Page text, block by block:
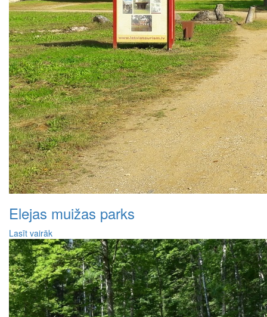
Elejas muižas parks
Lasīt vairāk